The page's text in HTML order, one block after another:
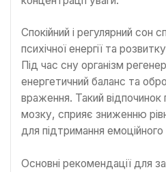
Спокійний і регулярний сон
психічної енергії та
Під час сну організм
енергетичний баланс та
враження. Такий відпочинок
мозку, сприяє зниженню
для підтримання емоційного
Основні рекомендації для